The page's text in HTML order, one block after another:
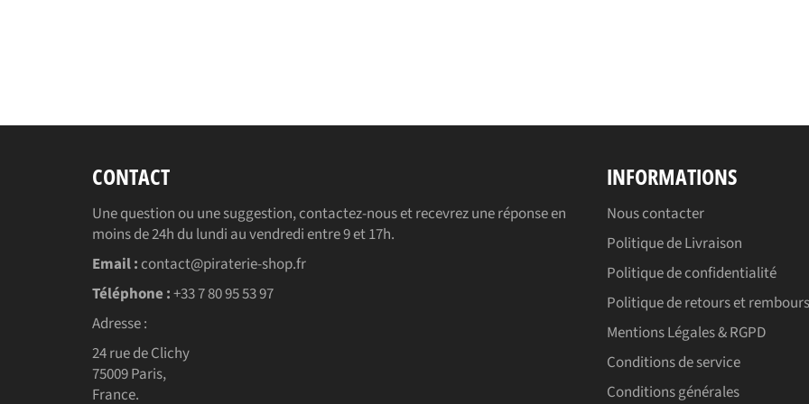
CONTACT
Une question ou une suggestion, contactez-nous et recevrez une réponse en
moins de 24h du lundi au vendredi entre 9 et 17h.
Email : contact@piraterie-shop.fr
Téléphone :+33 7 80 95 53 97
Adresse :
24 rue de Clichy
75009 Paris,
France.
INFORMATIONS
Nous contacter
Politique de Livraison
Politique de confidentialité
Politique de retours et
Mentions Légales & RGPD
Conditions de service
Conditions générales